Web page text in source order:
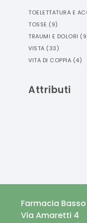
TOELETTATURA E
TOSSE (9)
TRAUMI E DOLORI (9
VISTA (33)
VITA DI COPPIA (4)
Attributi
Farmacia
Via Amaretti 4